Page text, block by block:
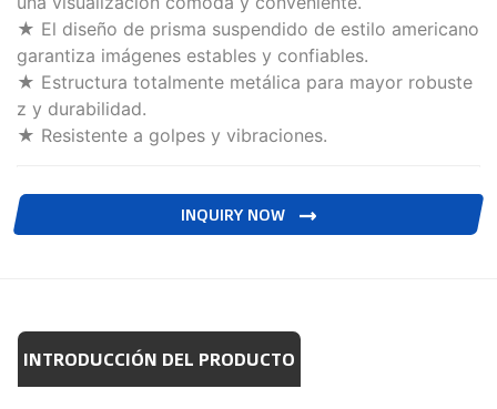
★ El diseño de prisma suspendido de estilo americano
garantiza imágenes estables y confiables.
★ Estructura totalmente metálica para mayor robuste
z y durabilidad.
★ Resistente a golpes y vibraciones.
INQUIRY NOW
INTRODUCCIÓN DEL PRODUCTO